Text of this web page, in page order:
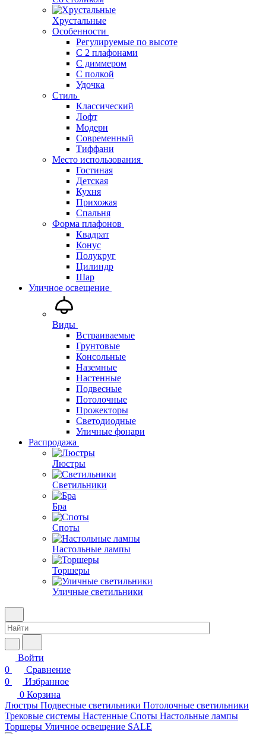
Хрустальные
Особенности
Регулируемые по высоте
С 2 плафонами
С диммером
С полкой
Удочка
Стиль
Классический
Лофт
Модерн
Современный
Тиффани
Место использования
Гостиная
Детская
Кухня
Прихожая
Спальня
Форма плафонов
Квадрат
Конус
Полукруг
Цилиндр
Шар
Уличное освещение
Виды
Встраиваемые
Грунтовые
Консольные
Наземные
Настенные
Подвесные
Потолочные
Прожекторы
Светодиодные
Уличные фонари
Распродажа
Люстры
Светильники
Бра
Споты
Настольные лампы
Торшеры
Уличные светильники
Войти
0
Сравнение
0
Избранное
0 Корзина
Люстры Подвесные светильники Потолочные светильники
Трековые системы Настенные Споты Настольные лампы
Торшеры Уличное освещение SALE